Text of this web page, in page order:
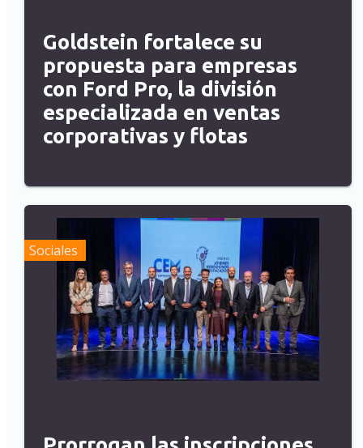
Goldstein fortalece su
propuesta para empresas
con Ford Pro, la división
especializada en ventas
corporativas y flotas
Sociales